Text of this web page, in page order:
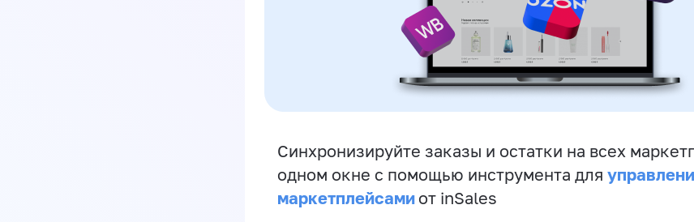
Синхронизируйте заказы и остатки на всех
одном окне с помощью инструмента для
маркетплейсами от inSales